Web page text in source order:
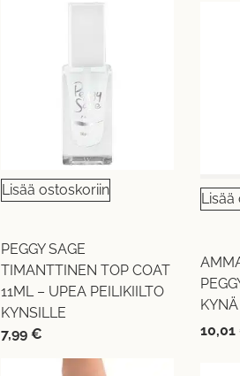
Lisää ostoskoriin
PEGGY SAGE
TIMANTTINEN TOP COAT
11ML – UPEA PEILIKIILTO
KYNSILLE
7,99€
Lisää
10,01